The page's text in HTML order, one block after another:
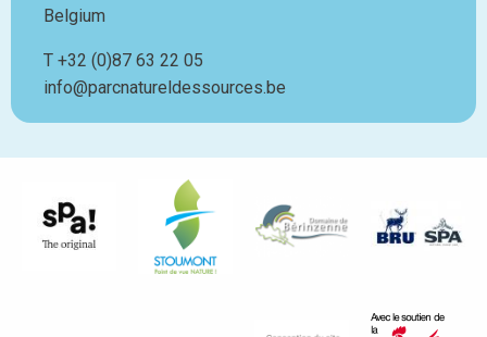
Belgium
T Téléphone
+32 (0)87 63 22 05
info@parcnatureldessources.be